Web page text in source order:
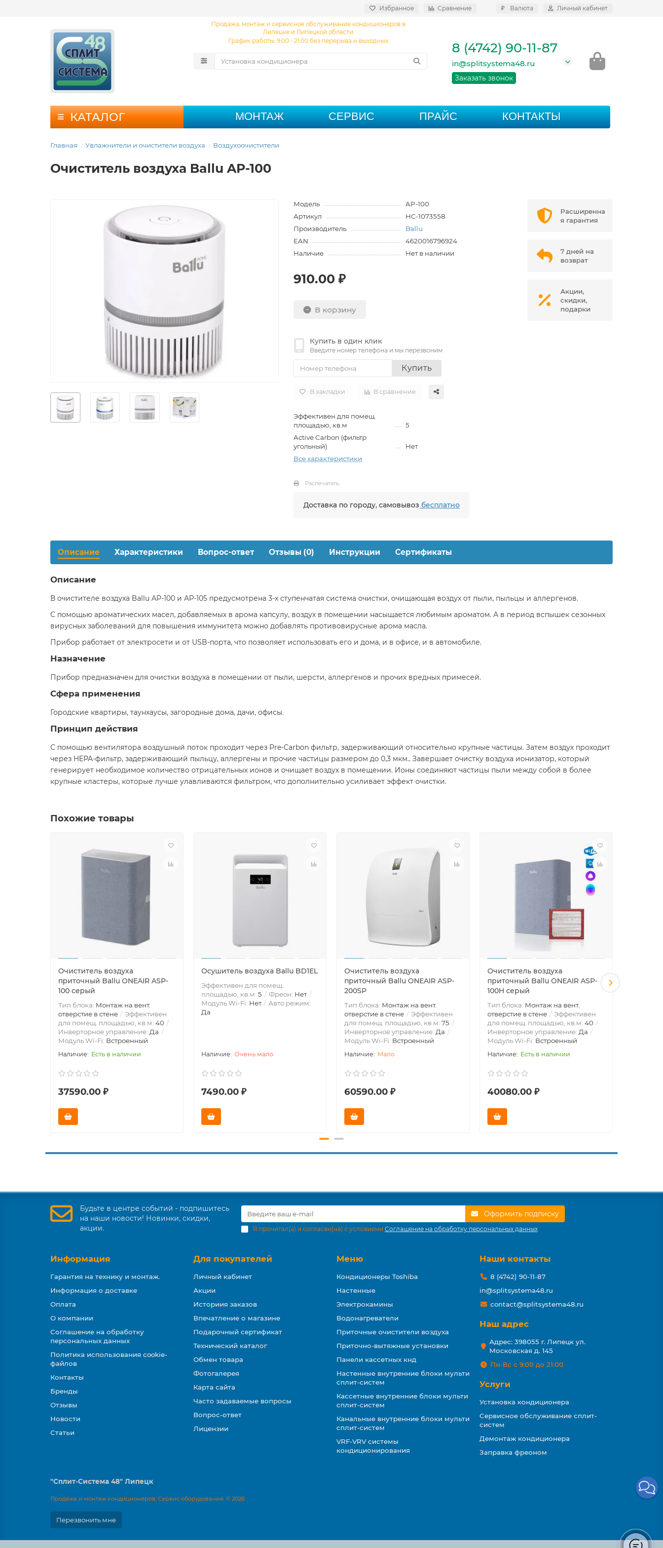
Избранное Сравнение ₽ Валюта Личный кабинет
Продажа, монтаж и сервисное обслуживание кондиционеров в
Липецке и Липецкой области
График работы: 9:00 - 21:00 без перерыва и выходных
8 (4742) 90-11-87
in@splitsystema48.ru
Заказать звонок
КАТАЛОГ МОНТАЖ СЕРВИС ПРАЙС КОНТАКТЫ
Главная Увлажнители и очистители воздуха Воздухоочистители
Очиститель воздуха Ballu AP-100
Модель
AP-100
Артикул
НС-1073558
Производитель
Ballu
EAN
4620016796924
Наличие
Нет в наличии
910.00 ₽
В корзину
Купить в один клик
Введите номер телефона и мы перезвоним
Купить
В закладки В сравнение
Эффективен для помещ.
площадью, кв.м
5
Active Carbon (фильтр
угольный)
Нет
Все характеристики
Распечатать
Доставка по городу, самовывоз бесплатно
Расширенна
я гарантия
7 дней на
возврат
Акции,
скидки,
подарки
Описание Характеристики Вопрос-ответ Отзывы (0) Инструкции Сертификаты
Описание
В очистителе воздуха Ballu AP-100 и АР-105 предусмотрена 3-х ступенчатая система очистки, очищающая воздух от пыли, пыльцы и аллергенов.
С помощью ароматических масел, добавляемых в арома капсулу, воздух в помещении насыщается любимым ароматом. А в период вспышек сезонных
вирусных заболеваний для повышения иммунитета можно добавлять противовирусные арома масла.
Прибор работает от электросети и от USB-порта, что позволяет использовать его и дома, и в офисе, и в автомобиле.
Назначение
Прибор предназначен для очистки воздуха в помещении от пыли, шерсти, аллергенов и прочих вредных примесей.
Сфера применения
Городские квартиры, таунхаусы, загородные дома, дачи, офисы.
Принцип действия
С помощью вентилятора воздушный поток проходит через Pre-Carbon фильтр, задерживающий относительно крупные частицы. Затем воздух проходит
через HEPA-фильтр, задерживающий пыльцу, аллергены и прочие частицы размером до 0,3 мкм.. Завершает очистку воздуха ионизатор, который
генерирует необходимое количество отрицательных ионов и очищает воздух в помещении. Ионы соединяют частицы пыли между собой в более
крупные кластеры, которые лучше улавливаются фильтром, что дополнительно усиливает эффект очистки.
Похожие товары
Очиститель воздуха
приточный Ballu ONEAIR ASP-
100 серый
Тип блока: Монтаж на вент.
отверстие в стене
Эффективен
для помещ. площадью, кв.м: 40
Инверторное управление: Да
Модуль Wi-Fi: Встроенный
Есть в наличии
37590.00 ₽
Осушитель воздуха Ballu BD1EL
Эффективен для помещ.
площадью, кв.м: 5 Фреон: Нет
Модуль Wi-Fi: Нет
Авто режим:
Да
Очень мало
7490.00 ₽
Очиститель воздуха
приточный Ballu ONEAIR ASP-
200SP
Тип блока: Монтаж на вент.
отверстие в стене
Эффективен
для помещ. площадью, кв.м: 75
Инверторное управление: Да
Модуль Wi-Fi: Встроенный
Мало
60590.00 ₽
Очиститель воздуха
приточный Ballu ONEAIR ASP-
100H серый
Тип блока: Монтаж на вент.
отверстие в стене
Эффективен
для помещ. площадью, кв.м: 40
Инверторное управление: Да
Модуль Wi-Fi: Встроенный
Есть в наличии
40080.00 ₽
Будьте в центре событий - подпишитесь
на наши новости! Новинки, скидки,
акции.
Оформить подписку
Я прочитал(а) и согласен(на) с условиями Соглашение на обработку персональных данных
Информация
Гарантия на технику и монтаж.
Информация о доставке
Оплата
О компании
Соглашение на обработку
персональных данных
Политика использования cookie-
файлов
Контакты
Бренды
Отзывы
Новости
Статьи
Для покупателей
Личный кабинет
Акции
Историия заказов
Впечатление о магазине
Подарочный сертификат
Технический каталог
Обмен товара
Фотогалерея
Карта сайта
Часто задаваемые вопросы
Вопрос-ответ
Лицензии
Меню
Кондиционеры Toshiba
Настенные
Электрокамины
Водонагреватели
Приточные очистители воздуха
Приточно-вытяжные установки
Панели кассетных кнд
Настенные внутренние блоки мульти
сплит-систем
Кассетные внутренние блоки мульти
сплит-систем
Канальные внутренние блоки мульти
сплит-систем
VRF-VRV системы
кондиционирования
Наши контакты
8 (4742) 90-11-87
in@splitsystema48.ru
contact@splitsystema48.ru
Наш адрес
Адрес: 398055 г. Липецк ул.
Московская д. 145
Пн-Вс с 9:00 до 21:00
Услуги
Установка кондиционера
Сервисное обслуживание сплит-
систем
Демонтаж кондиционера
Заправка фреоном
"Сплит-Система 48" Липецк
Продажа и монтаж кондиционеров. Сервис оборудования. © 2026
Перезвонить мне